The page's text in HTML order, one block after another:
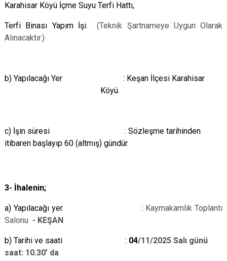
Karahisar Köyü İçme Suyu Terfi Hattı,
Terfi Binası Yapım İşi.(Teknik Şartnameye Uygun Olarak
Alınacaktır.)
b) Yapılacağı Yer: Keşan İlçesi Karahisar
Köyü.
c) İşin süresi : Sözleşme tarihinden
itibaren başlayıp 60 (altmış) gündür.
3- İhalenin;
a) Yapılacağı yer : Kaymakamlık Toplantı
Salonu - KEŞAN
b) Tarihi ve saati : 04/11/2025 Salı günü
saat: 10.30’ da